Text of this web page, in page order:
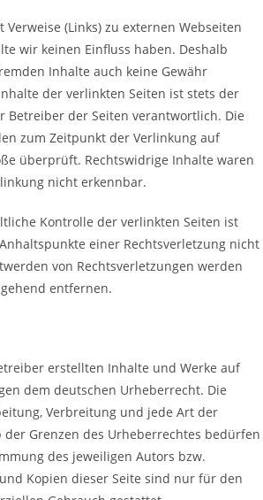
Verweise (Links) zu externen Webseiten
wir keinen Einfluss haben. Deshalb
Inhalte auch keine Gewähr
der verlinkten Seiten ist stets der
Betreiber der Seiten verantwortlich. Die
zum Zeitpunkt der Verlinkung auf
überprüft. Rechtswidrige Inhalte waren
nicht erkennbar.
Kontrolle der verlinkten Seiten ist
einer Rechtsverletzung nicht
von Rechtsverletzungen werden
entfernen.
erstellten Inhalte und Werke auf
dem deutschen Urheberrecht. Die
Verbreitung und jede Art der
Grenzen des Urheberrechtes bedürfen
des jeweiligen Autors bzw.
Kopien dieser Seite sind nur für den